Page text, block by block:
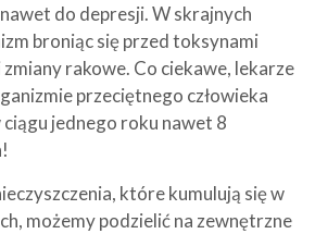
do depresji. W skrajnych
broniąc się przed toksynami
rakowe. Co ciekawe, lekarze
przeciętnego człowieka
ciągu jednego roku nawet 8
które kumulują się w
możemy podzielić na zewnętrzne